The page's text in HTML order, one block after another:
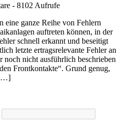
- 8102 Aufrufe
eine ganze Reihe von Fehlern
auftreten können, in der
schnell erkannt und beseitigt
letzte ertragsrelevante Fehler an
nicht ausführlich beschrieben
Frontkontakte“. Grund genug,
[…]